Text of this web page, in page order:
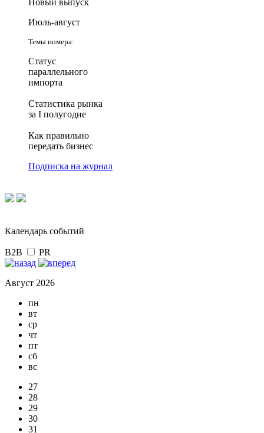
Июль-август
Темы номера:
Статус
параллельного
импорта
Статистика рынка
за I полугодие
Как правильно
передать бизнес
Подписка на журнал
Календарь событий
B2B PR
Август 2026
пн
вт
ср
чт
пт
сб
вс
27
28
29
30
31